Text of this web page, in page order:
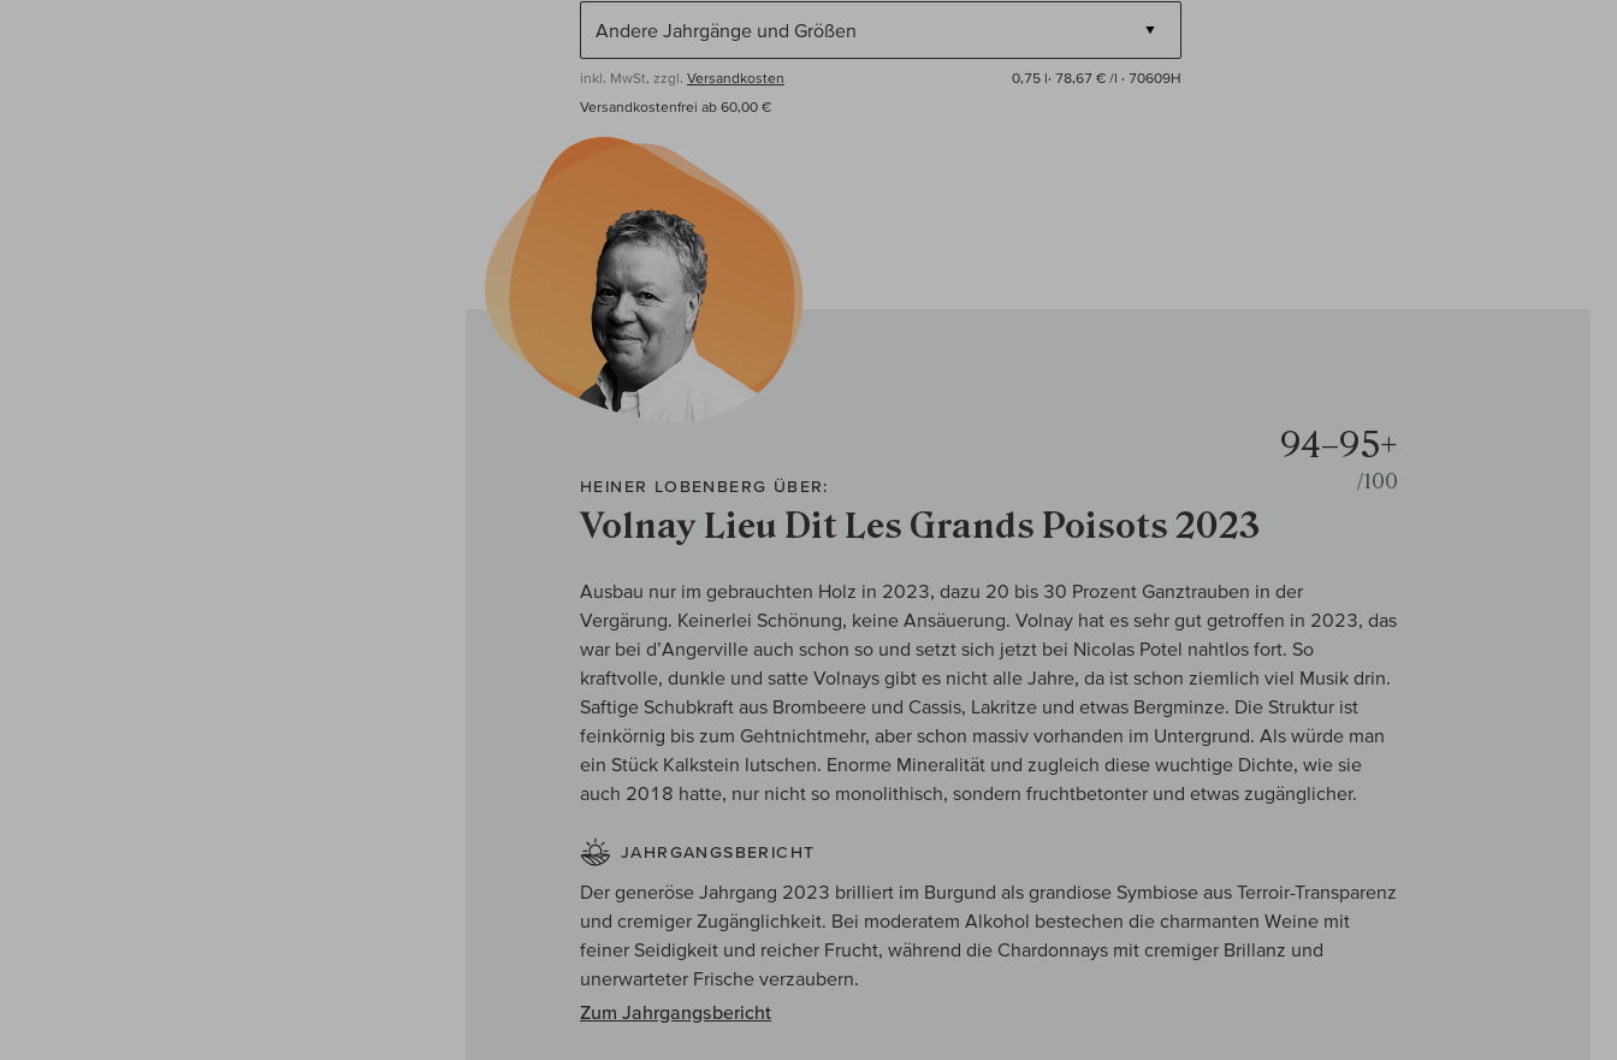
inkl. MwSt, zzgl. Versandkosten 0,75 l· 78,67 € /l · 70609H
Versandkostenfrei ab 60,00 €
HEINER LOBENBERG ÜBER:
Volnay Lieu Dit Les Grands Poisots 2023
94–95+
/100
Ausbau nur im gebrauchten Holz in 2023, dazu 20 bis 30 Prozent Ganztrauben in der
Vergärung. Keinerlei Schönung, keine Ansäuerung. Volnay hat es sehr gut getroffen in 2023, das
war bei d’Angerville auch schon so und setzt sich jetzt bei Nicolas Potel nahtlos fort. So
kraftvolle, dunkle und satte Volnays gibt es nicht alle Jahre, da ist schon ziemlich viel Musik drin.
Saftige Schubkraft aus Brombeere und Cassis, Lakritze und etwas Bergminze. Die Struktur ist
feinkörnig bis zum Gehtnichtmehr, aber schon massiv vorhanden im Untergrund. Als würde man
ein Stück Kalkstein lutschen. Enorme Mineralität und zugleich diese wuchtige Dichte, wie sie
auch 2018 hatte, nur nicht so monolithisch, sondern fruchtbetonter und etwas zugänglicher.
JAHRGANGSBERICHT
Der generöse Jahrgang 2023 brilliert im Burgund als grandiose Symbiose aus Terroir-Transparenz
und cremiger Zugänglichkeit. Bei moderatem Alkohol bestechen die charmanten Weine mit
feiner Seidigkeit und reicher Frucht, während die Chardonnays mit cremiger Brillanz und
unerwarteter Frische verzaubern.
Zum Jahrgangsbericht